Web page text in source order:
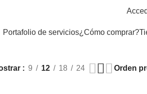
Portafolio de servicios¿Cómo comprar?
9 12 18 24